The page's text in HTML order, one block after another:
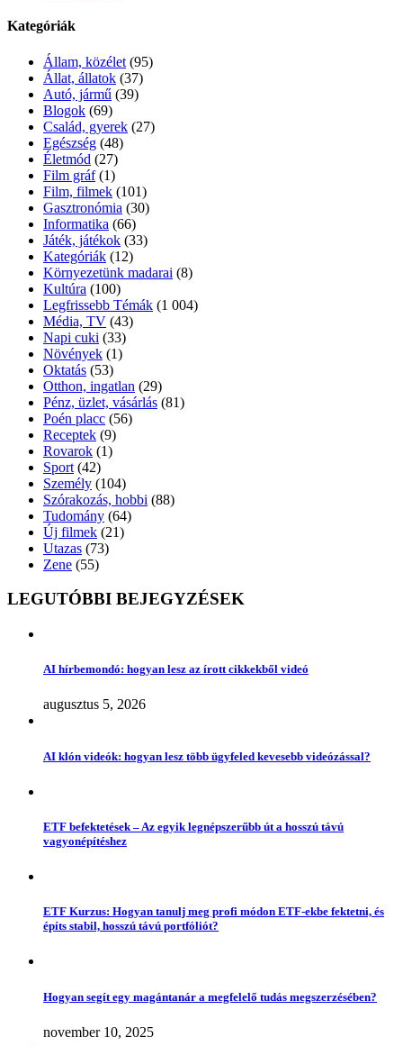
Kategóriák
Állam, közélet (95)
Állat, állatok (37)
Autó, jármű (39)
Blogok (69)
Család, gyerek (27)
Egészség (48)
Életmód (27)
Film gráf(1)
Film, filmek (101)
Gasztronómia (30)
Informatika (66)
Játék, játékok (33)
Kategóriák (12)
Környezetünk madarai (8)
Kultúra (100)
Legfrissebb Témák (1 004)
Média, TV (43)
Napi cuki (33)
Növények (1)
Oktatás (53)
Otthon, ingatlan (29)
Pénz, üzlet, vásárlás (81)
Poén placc (56)
Receptek (9)
Rovarok (1)
Sport (42)
Személy (104)
Szórakozás, hobbi (88)
Tudomány (64)
Új filmek (21)
Utazas (73)
Zene (55)
LEGUTÓBBI BEJEGYZÉSEK
AI hírbemondó: hogyan lesz az írott cikkekből videó
augusztus 5, 2026
AI klón videók: hogyan lesz több ügyfeled kevesebb videózással?
ETF befektetések – Az egyik legnépszerűbb út a hosszú távú
vagyonépítéshez
ETF Kurzus: Hogyan tanulj meg profi módon ETF-ekbe fektetni, és
építs stabil, hosszú távú portfóliót?
Hogyan segít egy magántanár a megfelelő tudás megszerzésében?
november 10, 2025